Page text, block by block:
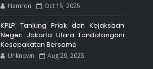
Hamron Oct 15, 2025
KPLP Tanjung Priok dan Kejaksaan
Negeri Jakarta Utara Tandatangani
Kesepakatan Bersama
Unknown Aug 29, 2025